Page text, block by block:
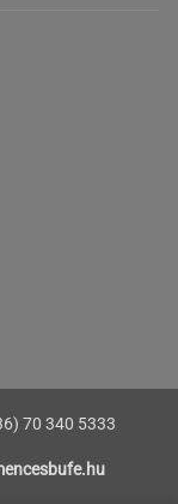
70 340 5333